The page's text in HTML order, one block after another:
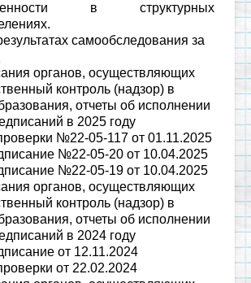
в структурных
самообследования за
органов, осуществляющих
контроль (надзор) в
отчеты об исполнении
в 2025 году
№22-05-117 от 01.11.2025
№22-05-20 от 10.04.2025
№22-05-19 от 10.04.2025
органов, осуществляющих
контроль (надзор) в
отчеты об исполнении
в 2024 году
от 12.11.2024
от 22.02.2024